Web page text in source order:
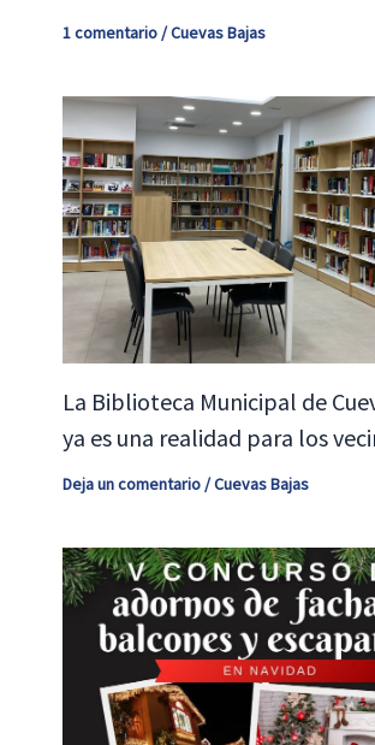
1 comentario/Cuevas Bajas
La Biblioteca Municipal de
ya es una realidad para los
Deja un comentario/Cuevas Bajas